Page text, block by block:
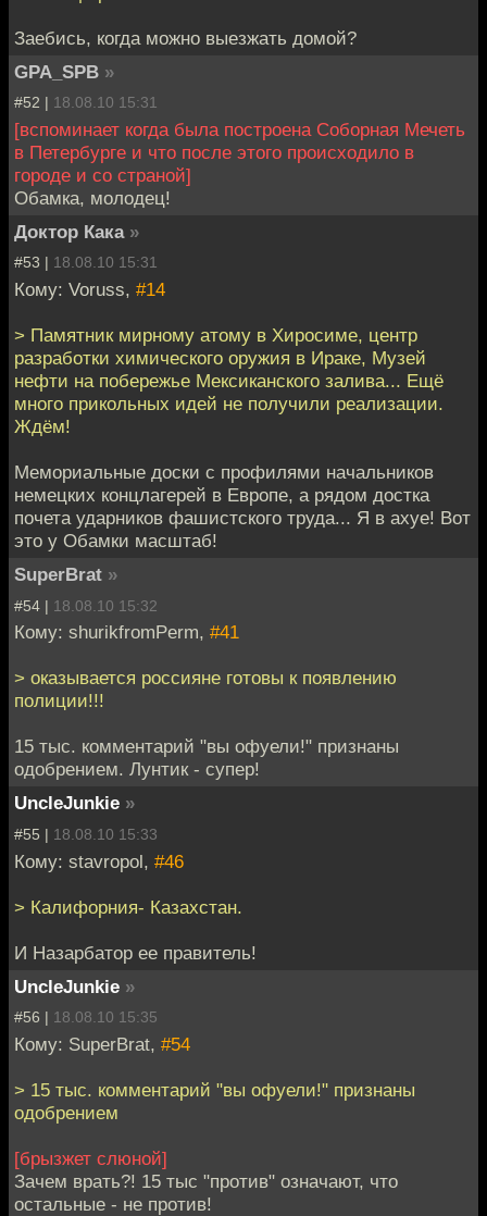
Заебись, когда можно выезжать домой?
GPA_SPB »
#52 | 18.08.10 15:31
[вспоминает когда была построена Соборная Мечеть
в Петербурге и что после этого происходило в
городе и со страной]
Обамка, молодец!
Доктор Кака »
#53 | 18.08.10 15:31
Кому: Voruss, #14
> Памятник мирному атому в Хиросиме, центр
разработки химического оружия в Ираке, Музей
нефти на побережье Мексиканского залива... Ещё
много прикольных идей не получили реализации.
Ждём!
Мемориальные доски с профилями начальников
немецких концлагерей в Европе, а рядом достка
почета ударников фашистского труда... Я в ахуе! Вот
это у Обамки масштаб!
SuperBrat »
#54 | 18.08.10 15:32
Кому: shurikfromPerm, #41
> оказывается россияне готовы к появлению
полиции!!!
15 тыс. комментарий "вы офуели!" признаны
одобрением. Лунтик - супер!
UncleJunkie »
#55 | 18.08.10 15:33
Кому: stavropol, #46
> Калифорния- Казахстан.
И Назарбатор ее правитель!
UncleJunkie »
#56 | 18.08.10 15:35
Кому: SuperBrat, #54
> 15 тыс. комментарий "вы офуели!" признаны
одобрением
[брызжет слюной]
Зачем врать?! 15 тыс "против" означают, что
остальные - не против!